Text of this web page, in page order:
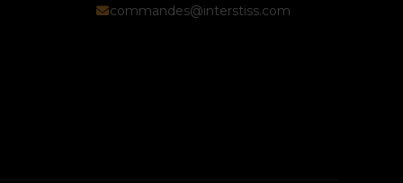
commandes@interstiss.com